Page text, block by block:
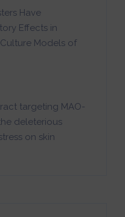
Have
Effects in
Models of
targeting MAO-
deleterious
on skin